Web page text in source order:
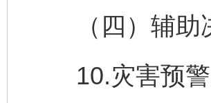
（四）辅助
10.灾害预警